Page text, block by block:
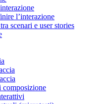
l’interazione
scenari e user stories
composizione